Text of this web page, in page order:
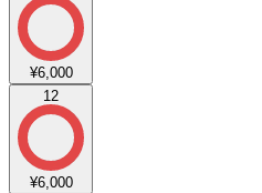
¥6,000
12
¥6,000